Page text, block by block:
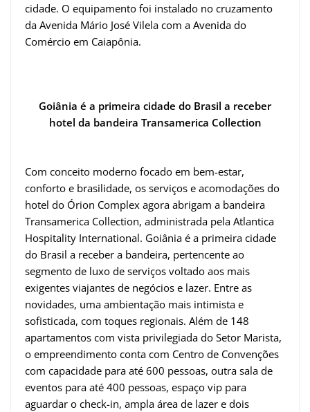
cidade. O equipamento foi instalado no cruzamento
da Avenida Mário José Vilela com a Avenida do
Comércio em Caiapônia.
Goiânia é a primeira cidade do Brasil a receber
hotel da bandeira Transamerica Collection
Com conceito moderno focado em bem-estar,
conforto e brasilidade, os serviços e acomodações do
hotel do Órion Complex agora abrigam a bandeira
Transamerica Collection, administrada pela Atlantica
Hospitality International. Goiânia é a primeira cidade
do Brasil a receber a bandeira, pertencente ao
segmento de luxo de serviços voltado aos mais
exigentes viajantes de negócios e lazer. Entre as
novidades, uma ambientação mais intimista e
sofisticada, com toques regionais. Além de 148
apartamentos com vista privilegiada do Setor Marista,
o empreendimento conta com Centro de Convenções
com capacidade para até 600 pessoas, outra sala de
eventos para até 400 pessoas, espaço vip para
aguardar o check-in, ampla área de lazer e dois